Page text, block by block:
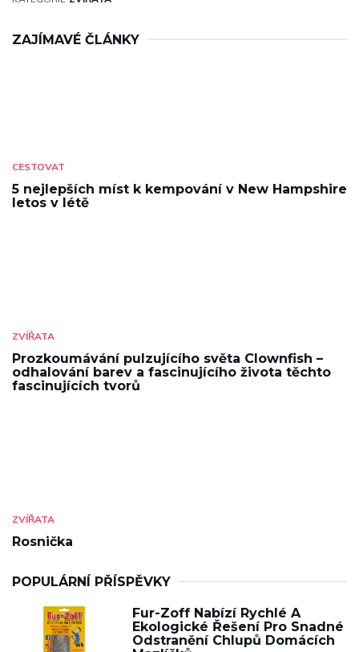
ZAJÍMAVÉ ČLÁNKY
CESTOVAT
5 nejlepších míst k kempování v New Hampshire
letos v létě
ZVÍŘATA
Prozkoumávání pulzujícího světa Clownfish –
odhalování barev a fascinujícího života těchto
fascinujících tvorů
ZVÍŘATA
Rosnička
POPULÁRNÍ PŘÍSPĚVKY
Fur-Zoff Nabízí Rychlé A
Ekologické Řešení Pro Snadné
Odstranění Chlupů Domácích